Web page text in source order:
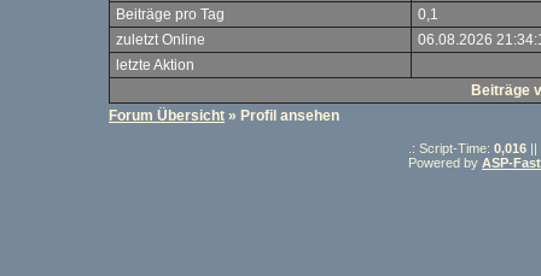
Beiträge pro Tag
0,1
zuletzt Online
06.08.2026
letzte Aktion
Beiträge
Forum Übersicht » Profil ansehen
.: Script-Time: 0,016 ||
Powered by ASP-